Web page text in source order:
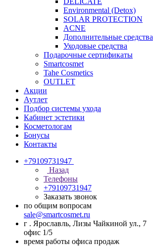
Environmental (Detox)
SOLAR PROTECTION
АCNE
Дополнительные средства
Уходовые средства
Подарочные сертификаты
Smartcosmet
Tahe Cosmetics
OUTLET
Акции
Аутлет
Подбор системы ухода
Кабинет эстетики
Косметологам
Бонусы
Контакты
+79109731947
Назад
Телефоны
+79109731947
Заказать звонок
по общим вопросам
sale@smartcosmet.ru
г . Ярославль, Лизы Чайкиной ул., 7
офис 1/5
время работы офиса продаж